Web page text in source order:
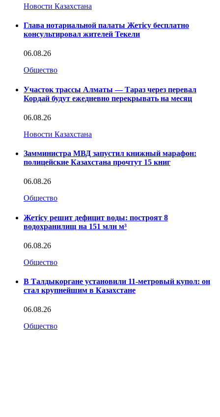
Новости Казахстана
Глава нотариальной палаты Жетісу бесплатно
консультировал жителей Текели
06.08.26
Общество
Участок трассы Алматы — Тараз через перевал
Кордай будут ежедневно перекрывать на месяц
06.08.26
Новости Казахстана
Замминистра МВД запустил книжный марафон:
полицейские Казахстана прочтут 15 книг
06.08.26
Общество
Жетісу решит дефицит воды: построят 8
водохранилищ на 151 млн м³
06.08.26
Общество
В Талдыкоргане установили 11-метровый купол: он
стал крупнейшим в Казахстане
06.08.26
Общество